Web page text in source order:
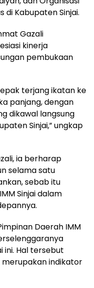
di Kabupaten Sinjai.
Gazali
kinerja
pembukaan
terjang ikatan ke
panjang, dengan
dikawal langsung
Sinjai,” ungkap
ia berharap
selama satu
sebab itu
Sinjai dalam
Daerah IMM
ini. Hal tersebut
indikator